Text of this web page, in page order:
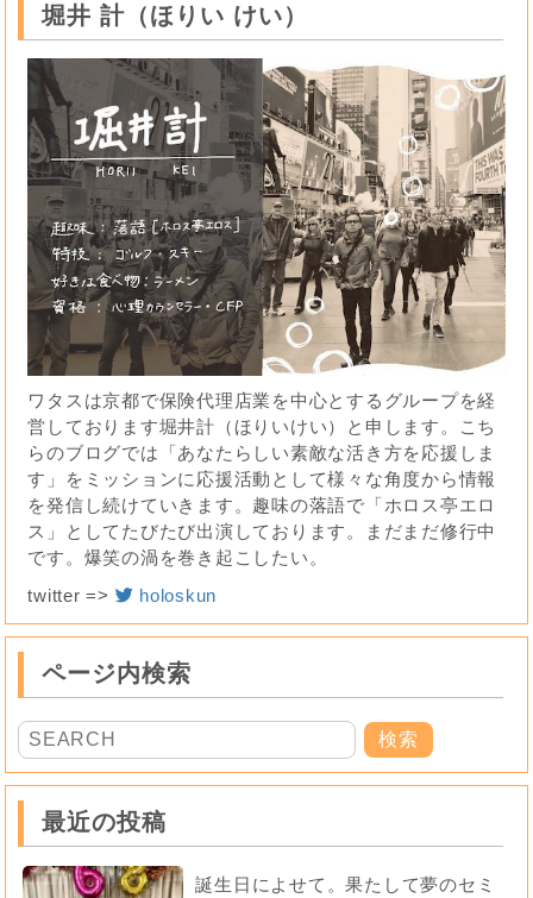
堀井 計（ほりい けい）
ワタスは京都で保険代理店業を中心とするグループを経
営しております堀井計（ほりいけい）と申します。こち
らのブログでは「あなたらしい素敵な活き方を応援しま
す」をミッションに応援活動として様々な角度から情報
を発信し続けていきます。趣味の落語で「ホロス亭エロ
ス」としてたびたび出演しております。まだまだ修行中
です。爆笑の渦を巻き起こしたい。
twitter =>
holoskun
ページ内検索
最近の投稿
誕生日によせて。果たして夢のセミ